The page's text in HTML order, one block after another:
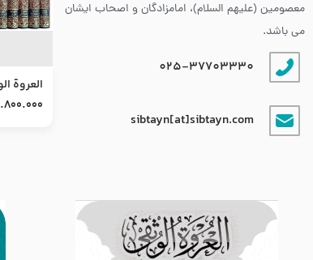
معصومین (علیهم السلام)، امامزادگان و اصحاب ایشان
می باشد.
025-37703330
sibtayn[at]sibtayn.com
العروة
طرح